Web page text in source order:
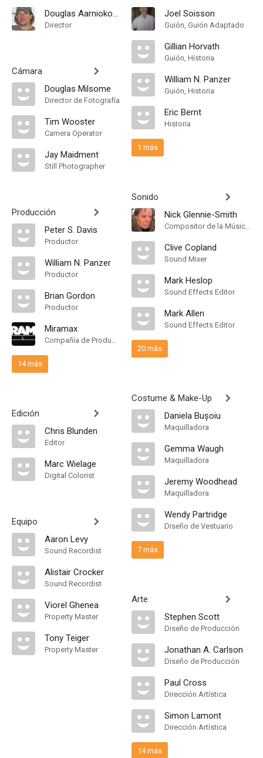
Douglas Aarniokoski
Director
Cámara
Douglas Milsome
Director de Fotografía
Tim Wooster
Camera Operator
Jay Maidment
Still Photographer
Producción
Peter S. Davis
Productor
William N. Panzer
Productor
Brian Gordon
Productor
Miramax
Compañía de Produccion
14 más
Edición
Chris Blunden
Editor
Marc Wielage
Digital Colorist
Equipo
Aaron Levy
Sound Recordist
Alistair Crocker
Sound Recordist
Viorel Ghenea
Property Master
Tony Teiger
Property Master
Joel Soisson
Guión, Guión Adaptado
Gillian Horvath
Guión, Historia
William N. Panzer
Guión, Historia
Eric Bernt
Historia
1 más
Sonido
Nick Glennie-Smith
Compositor de la Música Original
Clive Copland
Sound Mixer
Mark Heslop
Sound Effects Editor
Mark Allen
Sound Effects Editor
20 más
Costume & Make-Up
Daniela Bușoiu
Maquilladora
Gemma Waugh
Maquilladora
Jeremy Woodhead
Maquilladora
Wendy Partridge
Diseño de Vestuario
7 más
Arte
Stephen Scott
Diseño de Producción
Jonathan A. Carlson
Diseño de Producción
Paul Cross
Dirección Artística
Simon Lamont
Dirección Artística
14 más